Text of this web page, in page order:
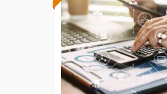
subvencionada.
Para desempleados,
trabajadores y autónomos.
Sector
-Comercio.